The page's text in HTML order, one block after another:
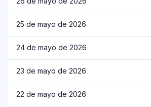
25 de mayo de 2026
24 de mayo de 2026
23 de mayo de 2026
22 de mayo de 2026